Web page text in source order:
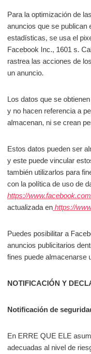
Para la optimización de
anuncios que se publican
estadísticas, se usa el
Facebook Inc., 1601 s.
rastrea las acciones de
un anuncio.
Los datos que se
y no hacen referencia a
almacenan, ni se crean
Estos datos pueden ser
y este puede vincular
también utilizarlos para
con la política de uso de
https://
actualizada en https://
Puedes posibilitar a
anuncios publicitarios
fines puede almacenarse
NOTIFICACIÓN Y
Notificación de
En ERRE QUE ELE
adecuadas al nivel de